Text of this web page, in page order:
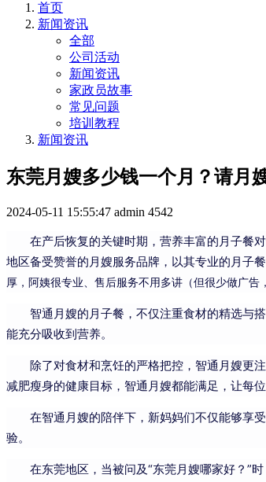
首页
新闻资讯
全部
公司活动
新闻资讯
家政员故事
常见问题
培训教程
新闻资讯
东莞月嫂多少钱一个月？请月
2024-05-11 15:55:47 admin 4542
在产后恢复的关键时期，营养丰富的月子餐
地区备受赞誉的月嫂服务品牌，以其专业的月子
厚，阿姨很专业、售后服务不用多讲（但很少做广告
智通月嫂的月子餐，不仅注重食材的精选与
能充分吸收到营养。
除了对食材和烹饪的严格把控，智通月嫂更
减肥瘦身的健康目标，智通月嫂都能满足，让每
在智通月嫂的陪伴下，新妈妈们不仅能够享
验。
在东莞地区，当被问及“东莞月嫂哪家好？”